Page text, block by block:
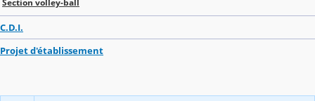
Section volley-ball
C.D.I.
Projet d'établissement